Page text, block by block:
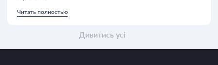
Дивитись усі
Читать полностью